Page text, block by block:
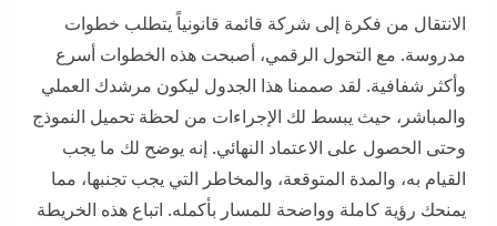
الانتقال من فكرة إلى شركة قائمة قانونياً يتطلب خطوات
مدروسة. مع التحول الرقمي، أصبحت هذه الخطوات أسرع
وأكثر شفافية. لقد صممنا هذا الجدول ليكون مرشدك العملي
والمباشر، حيث يبسط لك الإجراءات من لحظة تحميل النموذج
وحتى الحصول على الاعتماد النهائي. إنه يوضح لك ما يجب
القيام به، والمدة المتوقعة، والمخاطر التي يجب تجنبها، مما
يمنحك رؤية كاملة وواضحة للمسار بأكمله. اتباع هذه الخريطة